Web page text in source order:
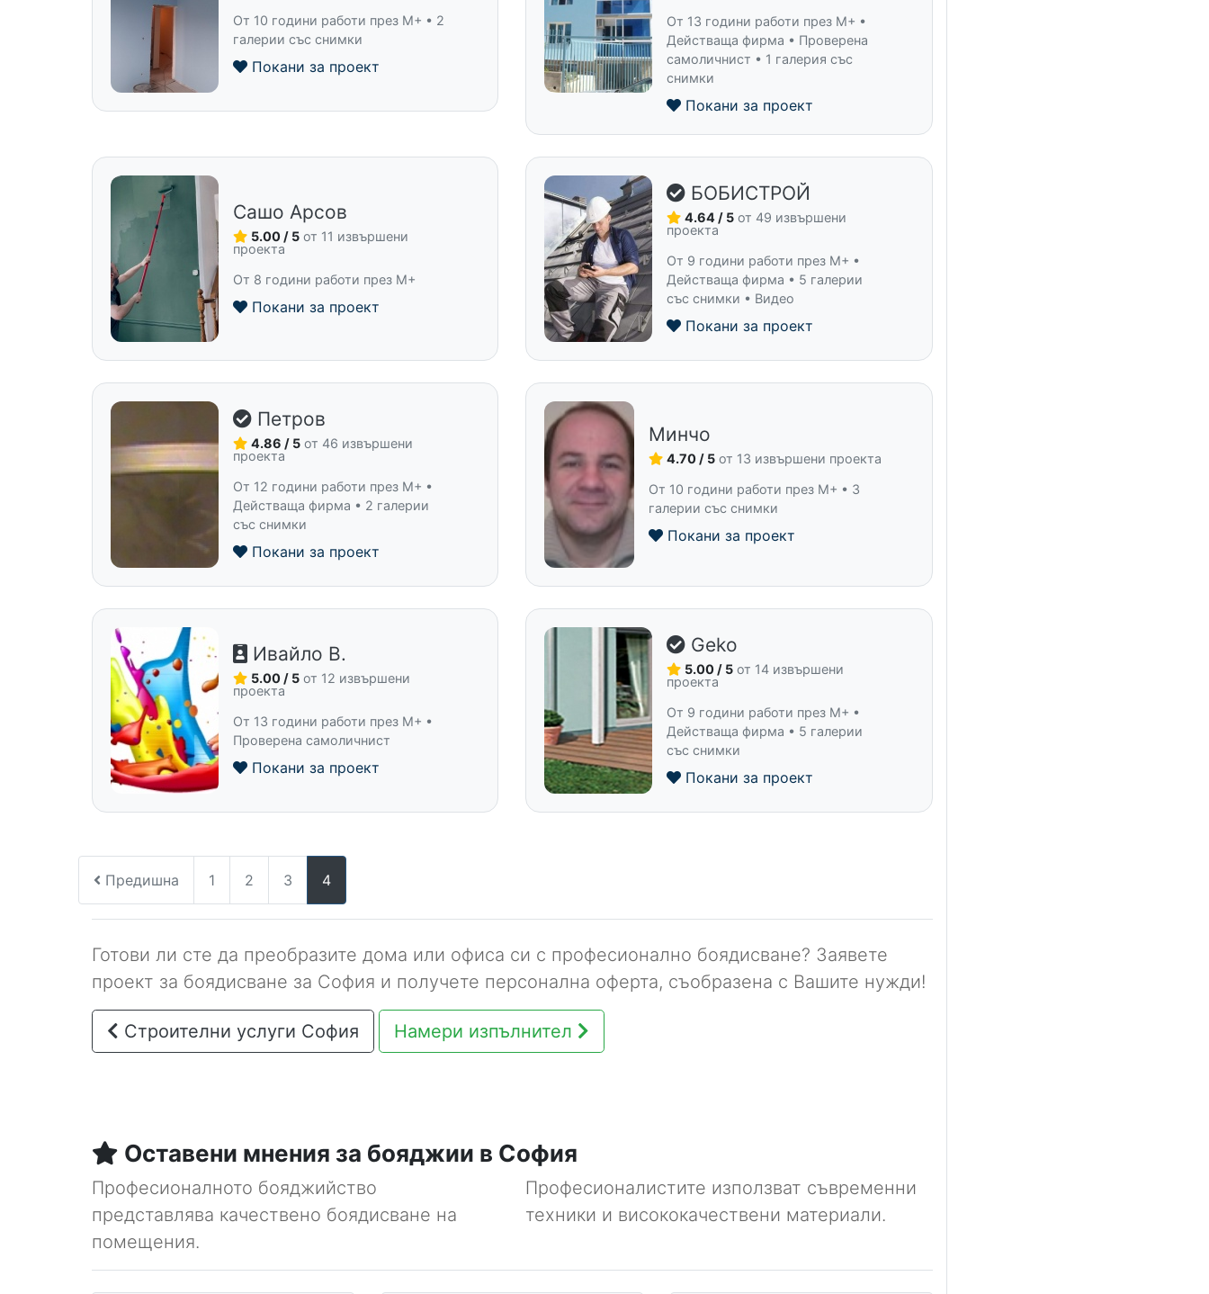
От 10 години работи през M+ • 2
галерии със снимки
Покани за проект
От 13 години работи през M+ •
Действаща фирма • Проверена
самоличнист • 1 галерия със
снимки
Покани за проект
Сашо Арсов
5.00 / 5 от 11 извършени
проекта
От 8 години работи през M+
Покани за проект
БОБИСТРОЙ
4.64 / 5 от 49 извършени
проекта
От 9 години работи през M+ •
Действаща фирма • 5 галерии
със снимки • Видео
Покани за проект
Петров
4.86 / 5 от 46 извършени
проекта
От 12 години работи през M+ •
Действаща фирма • 2 галерии
със снимки
Покани за проект
Минчо
4.70 / 5 от 13 извършени проекта
От 10 години работи през M+ • 3
галерии със снимки
Покани за проект
Ивайло В.
5.00 / 5 от 12 извършени
проекта
От 13 години работи през M+ •
Проверена самоличнист
Покани за проект
Geko
5.00 / 5 от 14 извършени
проекта
От 9 години работи през M+ •
Действаща фирма • 5 галерии
със снимки
Покани за проект
Предишна 1 2 3 4
Готови ли сте да преобразите дома или офиса си с професионално боядисване? Заявете
проект за боядисване за София и получете персонална оферта, съобразена с Вашите нужди!
Строителни услуги София Намери изпълнител
Оставени мнения за бояджии в София
Професионалното бояджийство
представлява качествено боядисване на
помещения.
Професионалистите използват съвременни
техники и висококачествени материали.